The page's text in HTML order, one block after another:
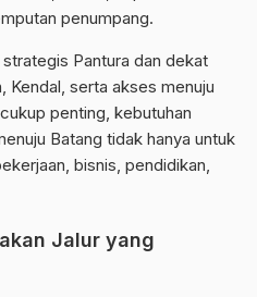
penumpang.
Pantura dan dekat
Kendal, serta akses menuju
penting, kebutuhan
Batang tidak hanya untuk
bisnis, pendidikan,
Jalur yang